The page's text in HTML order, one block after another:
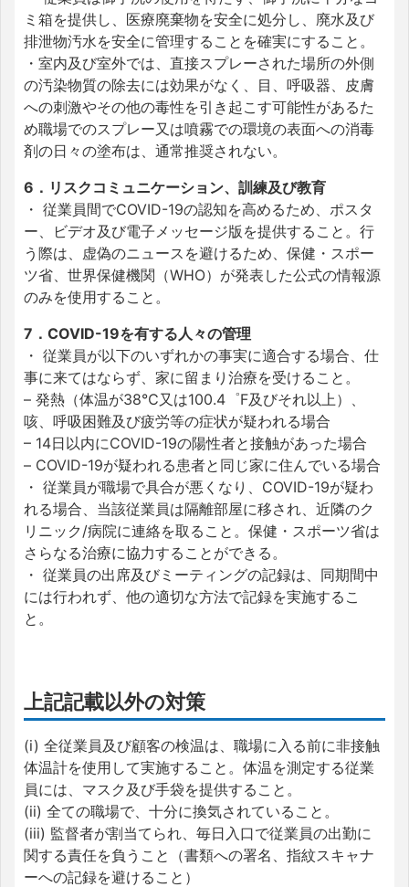
ミ箱を提供し、医療廃棄物を安全に処分し、廃水及び
排泄物汚水を安全に管理することを確実にすること。
・室内及び室外では、直接スプレーされた場所の外側
の汚染物質の除去には効果がなく、目、呼吸器、皮膚
への刺激やその他の毒性を引き起こす可能性があるた
め職場でのスプレー又は噴霧での環境の表面への消毒
剤の日々の塗布は、通常推奨されない。
6．リスクコミュニケーション、訓練及び教育
・ 従業員間でCOVID-19の認知を高めるため、ポスタ
ー、ビデオ及び電子メッセージ版を提供すること。行
う際は、虚偽のニュースを避けるため、保健・スポー
ツ省、世界保健機関（WHO）が発表した公式の情報源
のみを使用すること。
7．COVID-19を有する人々の管理
・ 従業員が以下のいずれかの事実に適合する場合、仕
事に来てはならず、家に留まり治療を受けること。
– 発熱（体温が38℃又は100.4゜F及びそれ以上）、
咳、呼吸困難及び疲労等の症状が疑われる場合
– 14日以内にCOVID-19の陽性者と接触があった場合
– COVID-19が疑われる患者と同じ家に住んでいる場合
・ 従業員が職場で具合が悪くなり、COVID-19が疑わ
れる場合、当該従業員は隔離部屋に移され、近隣のク
リニック/病院に連絡を取ること。保健・スポーツ省は
さらなる治療に協力することができる。
・ 従業員の出席及びミーティングの記録は、同期間中
には行われず、他の適切な方法で記録を実施するこ
と。
上記記載以外の対策
(i) 全従業員及び顧客の検温は、職場に入る前に非接触
体温計を使用して実施すること。体温を測定する従業
員には、マスク及び手袋を提供すること。
(ii) 全ての職場で、十分に換気されていること。
(iii) 監督者が割当てられ、毎日入口で従業員の出勤に
関する責任を負うこと（書類への署名、指紋スキャナ
ーへの記録を避けること）